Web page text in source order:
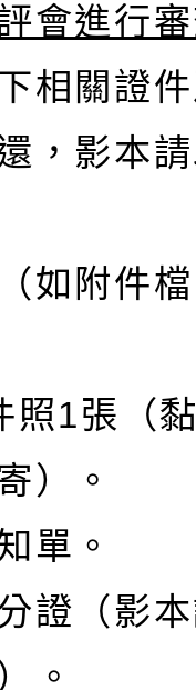
會進行
相關證
，影本
如附件
照1張（
）。
單。
證（影
。